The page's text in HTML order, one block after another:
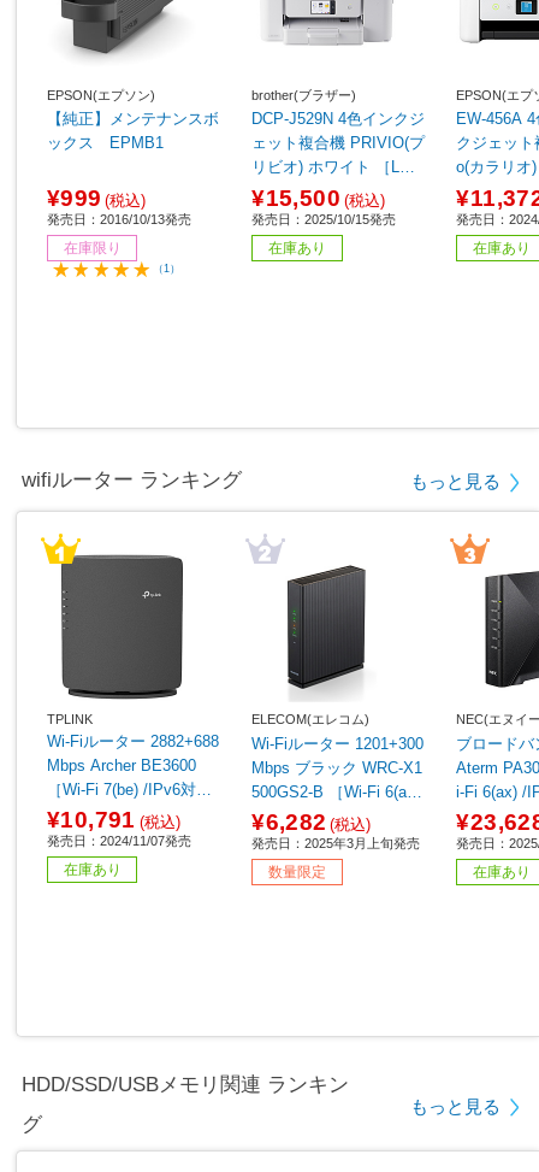
EPSON(エプソン)
【純正】メンテナンスボ
ックス EPMB1
¥999 (税込)
発売日：2016/10/13発売
在庫限り
（1）
brother(ブラザー)
DCP-J529N 4色インクジ
ェット複合機 PRIVIO(プ
リビオ) ホワイト ［L判
～A4］
¥15,500 (税込)
発売日：2025/10/15発売
在庫あり
EPSON(エプ
EW-456A
クジェッ
o(カラリオ
［カード
発売日：
在庫あり
wifiルーター ランキング もっと見る
TPLINK
Wi-Fiルーター 2882+688
Mbps Archer BE3600
［Wi-Fi 7(be) /IPv6対
応］
¥10,791 (税込)
発売日：2024/11/07発売
在庫あり
ELECOM(エレコム)
Wi-Fiルーター 1201+300
Mbps ブラック WRC-X1
500GS2-B ［Wi-Fi 6(ax)
/IPv6対応］ 【sof001】
¥6,282 (税込)
発売日：2025年3月上旬発売
数量限定
NEC(エヌイ
ブロード
Aterm PA3000D4AX ［W
i-Fi 6(ax) /
発売日：
在庫あり
HDD/SSD/USBメモリ関連 ランキン
グ
もっと見る